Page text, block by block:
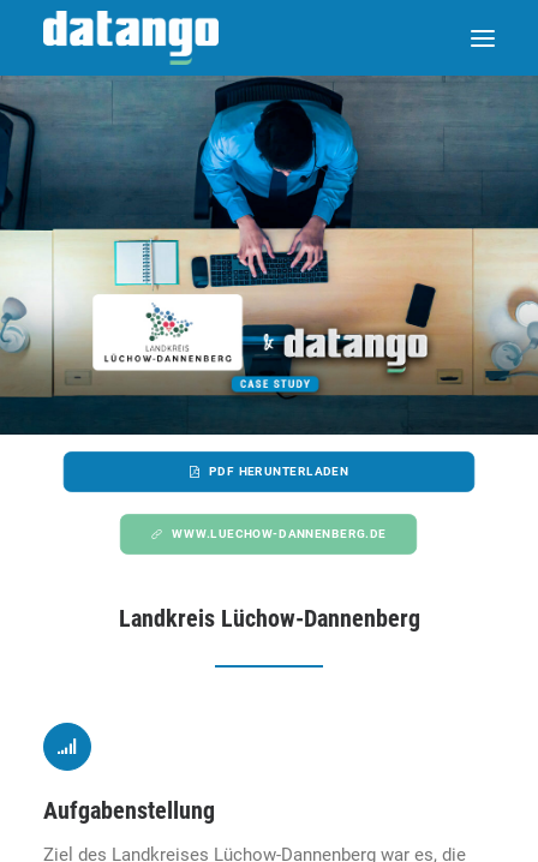
PDF HERUNTERLADEN
WWW.LUECHOW-DANNENBERG.DE
Landkreis Lüchow-Dannenberg
Aufgabenstellung
Ziel des Landkreises Lüchow-Dannenberg war es, die